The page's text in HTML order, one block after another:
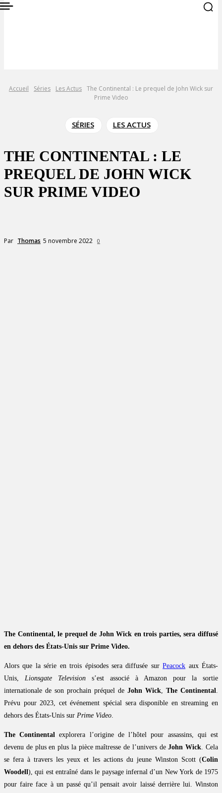
Accueil Séries Les Actus The Continental : Le prequel de John Wick sur
Prime Video
SÉRIES LES ACTUS
THE CONTINENTAL : LE
PREQUEL DE JOHN WICK
SUR PRIME VIDEO
Par Thomas 5 novembre 2022 0
The Continental, le prequel de John Wick en trois parties, sera diffusé
en dehors des États-Unis sur Prime Video.
Alors que la série en trois épisodes sera diffusée surPeacock aux États-
Unis, Lionsgate Television s’est associé à Amazon pour la sortie
internationale de son prochain préquel de John Wick, The Continental.
Prévu pour 2023, cet événement spécial sera disponible en streaming en
dehors des États-Unis sur Prime Video.
The Continental explorera l’origine de l’hôtel pour assassins, qui est
devenu de plus en plus la pièce maîtresse de l’univers deJohn Wick. Cela
se fera à travers les yeux et les actions du jeune Winston Scott (Colin
Woodell), qui est entraîné dans le paysage infernal d’un New York de 1975
pour faire face à un passé qu’il pensait avoir laissé derrière lui. Winston